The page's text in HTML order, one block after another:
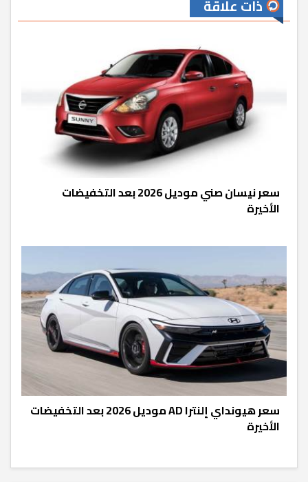
ذات علاقة
سعر نيسان صني موديل 2026 بعد التخفيضات
الأخيرة
سعر هيونداي إلنترا AD موديل 2026 بعد التخفيضات
الأخيرة